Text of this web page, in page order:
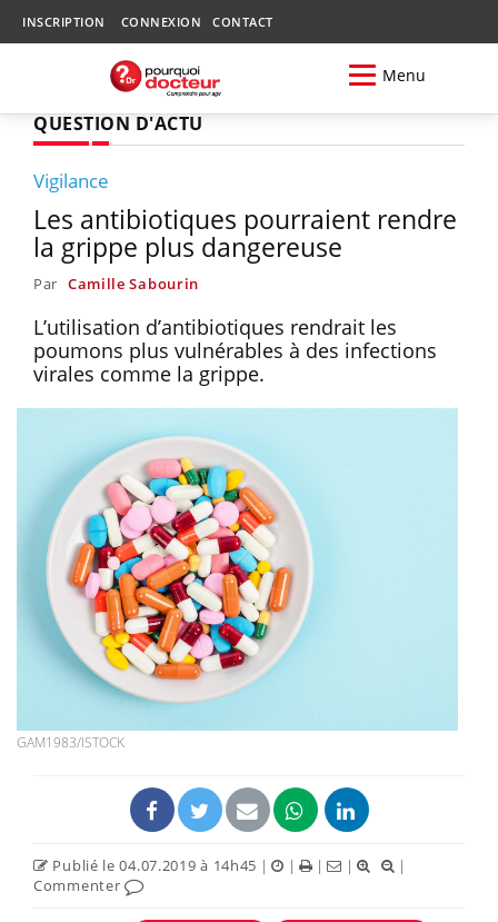
INSCRIPTION CONNEXION CONTACT
Menu
QUESTION D'ACTU
Vigilance
Les antibiotiques pourraient rendre
la grippe plus dangereuse
Par Camille Sabourin
L’utilisation d’antibiotiques rendrait les
poumons plus vulnérables à des infections
virales comme la grippe.
GAM1983/ISTOCK
Publié le 04.07.2019 à 14h45 | | | |
|
Commenter